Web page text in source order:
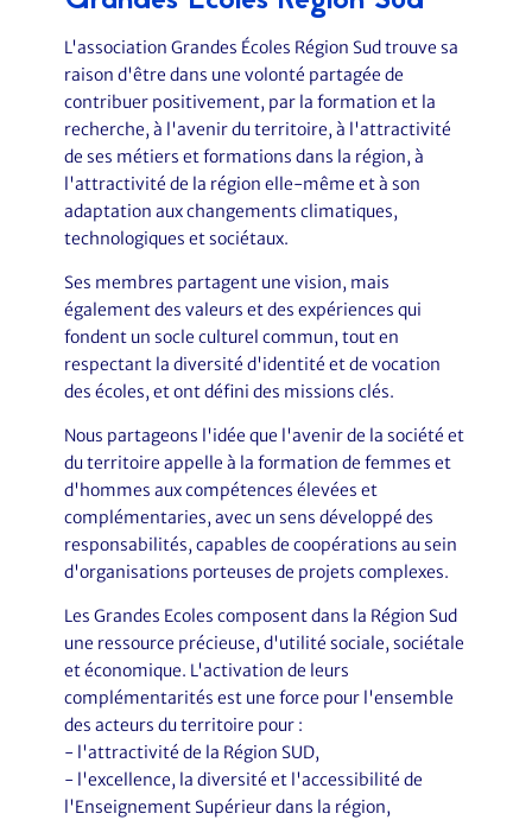
L'association Grandes Écoles Région Sud trouve sa
raison d'être dans une volonté partagée de
contribuer positivement, par la formation et la
recherche, à l'avenir du territoire, à l'attractivité
de ses métiers et formations dans la région, à
l'attractivité de la région elle-même et à son
adaptation aux changements climatiques,
technologiques et sociétaux.
Ses membres partagent une vision, mais
également des valeurs et des expériences qui
fondent un socle culturel commun, tout en
respectant la diversité d'identité et de vocation
des écoles, et ont défini des missions clés.
Nous partageons l'idée que l'avenir de la société et
du territoire appelle à la formation de femmes et
d'hommes aux compétences élevées et
complémentaries, avec un sens développé des
responsabilités, capables de coopérations au sein
d'organisations porteuses de projets complexes.
Les Grandes Ecoles composent dans la Région Sud
une ressource précieuse, d'utilité sociale, sociétale
et économique. L'activation de leurs
complémentarités est une force pour l'ensemble
des acteurs du territoire pour :
- l'attractivité de la Région SUD,
- l'excellence, la diversité et l'accessibilité de
l'Enseignement Supérieur dans la région,